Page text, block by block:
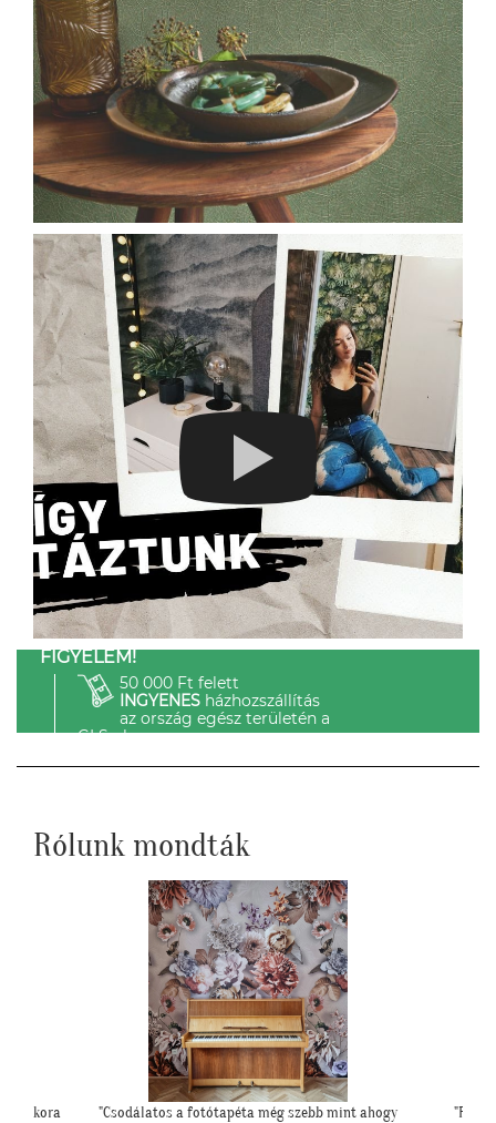
FIGYELEM!
50 000 Ft felett
INGYENESházhozszállítás
az ország egész területén a
GLS-el.
Rólunk mondták
ahogy
"Felkerültek a tapéták az eredmény magáért